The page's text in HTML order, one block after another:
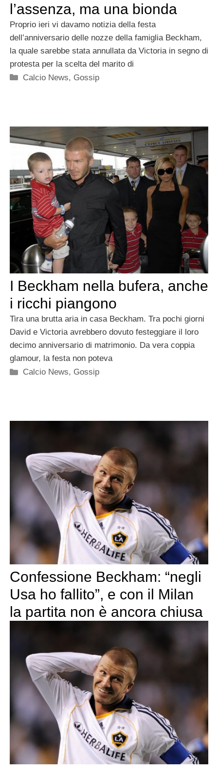
l’assenza, ma una bionda
Proprio ieri vi davamo notizia della festa
dell’anniversario delle nozze della famiglia Beckham,
la quale sarebbe stata annullata da Victoria in segno di
protesta per la scelta del marito di
Categorie
Calcio News, Gossip
I Beckham nella bufera, anche
i ricchi piangono
Tira una brutta aria in casa Beckham. Tra pochi giorni
David e Victoria avrebbero dovuto festeggiare il loro
decimo anniversario di matrimonio. Da vera coppia
glamour, la festa non poteva
Categorie
Calcio News, Gossip
Confessione Beckham: “negli
Usa ho fallito”, e con il Milan
la partita non è ancora chiusa